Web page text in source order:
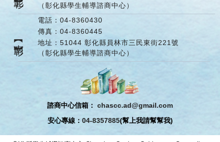
（彰化縣學生輔導諮商中心）
電話： 04-8360430
傳真： 04-8360445
地址： 51044 彰化縣員林市三民東街221號
（彰化縣學生輔導諮商中心）
諮商中心信箱： chascc.ad@gmail.com
安心專線： 04-8357885(幫上我請幫幫我)